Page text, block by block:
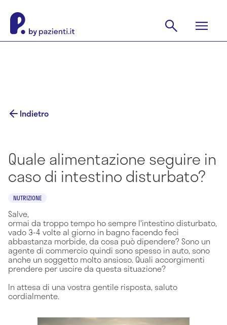
Indietro
Quale alimentazione seguire in
caso di intestino disturbato?
NUTRIZIONE
Salve,
ormai da troppo tempo ho sempre l'intestino disturbato,
vado 3-4 volte al giorno in bagno facendo feci
abbastanza morbide, da cosa può dipendere? Sono un
agente di commercio quindi sono spesso in auto, sono
anche un soggetto molto ansioso. Quali accorgimenti
prendere per uscire da questa situazione?
In attesa di una vostra gentile risposta, saluto
cordialmente.